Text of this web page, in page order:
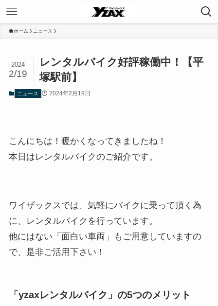
ホーム ニュース
レンタルバイク好評稼働中！【平
塚駅前】
2024
2/19
ニュース 2024年2月19日
こんにちは！暖かくなってきましたね！
本日はレンタルバイクのご紹介です。
ワイザックスでは、気軽にバイクに乗って頂く為
に、レンタルバイクを行っています。
他にはない「面白い車両」もご用意していますの
で、是非ご活用下さい！
「yzaxレンタルバイク」の5つのメリット